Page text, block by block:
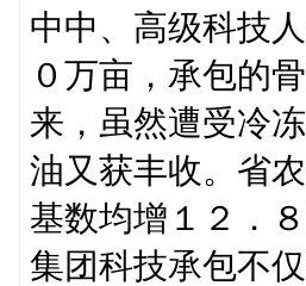
中中、高级科技
０万亩，承包的
来，虽然遭受冷
油又获丰收。省
基数均增１２．
集团科技承包不